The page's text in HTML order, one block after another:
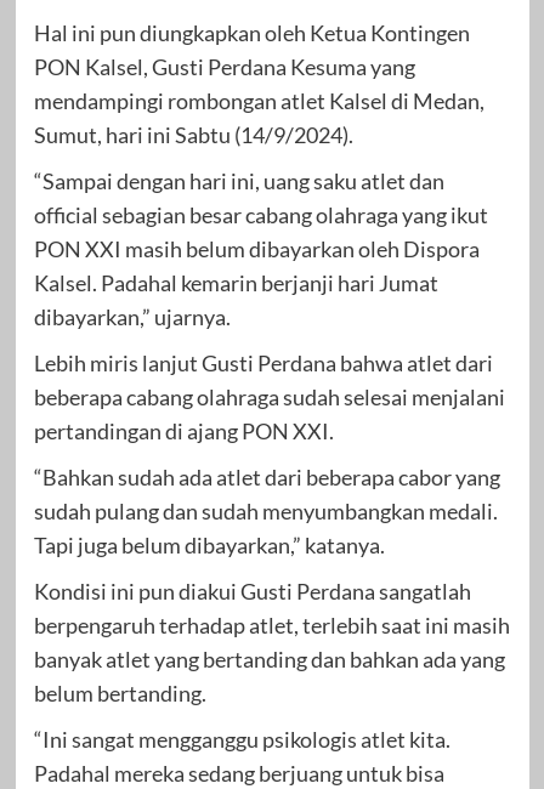
Hal ini pun diungkapkan oleh Ketua Kontingen
PON Kalsel, Gusti Perdana Kesuma yang
mendampingi rombongan atlet Kalsel di Medan,
Sumut, hari ini Sabtu (14/9/2024).
“Sampai dengan hari ini, uang saku atlet dan
official sebagian besar cabang olahraga yang ikut
PON XXI masih belum dibayarkan oleh Dispora
Kalsel. Padahal kemarin berjanji hari Jumat
dibayarkan,” ujarnya.
Lebih miris lanjut Gusti Perdana bahwa atlet dari
beberapa cabang olahraga sudah selesai menjalani
pertandingan di ajang PON XXI.
“Bahkan sudah ada atlet dari beberapa cabor yang
sudah pulang dan sudah menyumbangkan medali.
Tapi juga belum dibayarkan,” katanya.
Kondisi ini pun diakui Gusti Perdana sangatlah
berpengaruh terhadap atlet, terlebih saat ini masih
banyak atlet yang bertanding dan bahkan ada yang
belum bertanding.
“Ini sangat mengganggu psikologis atlet kita.
Padahal mereka sedang berjuang untuk bisa